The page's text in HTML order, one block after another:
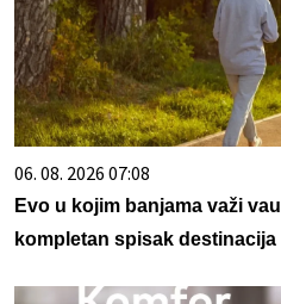
06. 08. 2026 07:08
Evo u kojim banjama važi
kompletan spisak destinacija